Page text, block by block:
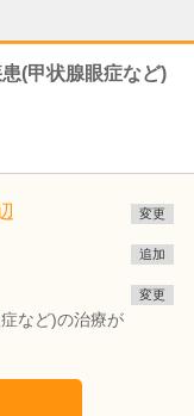
(甲状腺眼症など)
変更
追加
など)の治療が
変更